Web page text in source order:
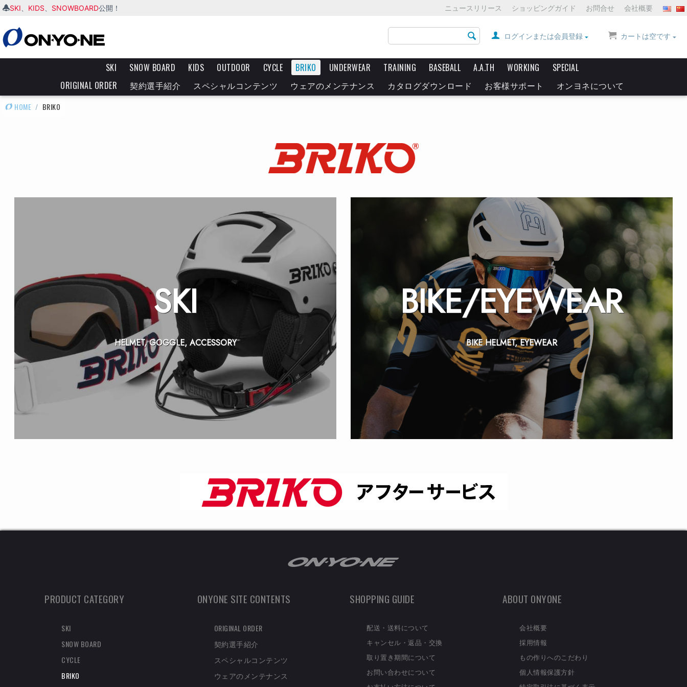
SKI KIDS SNOWBOARD公開！ ニュースリリース ショッピングガイド お問合せ 会社概要
カートは空です
ログインまたは会員登録
SKI SNOW BOARD KIDS OUTDOOR CYCLE BRIKO UNDERWEAR TRAINING BASEBALL A.A.TH WORKING
SPECIAL
ORIGINAL ORDER
契約選手紹介 スペシャルコンテンツ ウェアのメンテナンス カタログダウンロード お客様サポート オンヨネについて
HOME / BRIKO
SKI
HELMET, GOGGLE, ACCESSORY
BIKE/EYEWEAR
BIKE HELMET, EYEWEAR
PRODUCT CATEGORY
SKI
SNOW BOARD
CYCLE
BRIKO
ONYONE SITE CONTENTS
ORIGINAL ORDER
契約選手紹介
スペシャルコンテンツ
ウェアのメンテナンス
SHOPPING GUIDE
配送・送料について
キャンセル・返品・交換
取り置き期間について
お問い合わせについて
ABOUT ONYONE
会社概要
採用情報
もの作りへのこだわり
個人情報保護方針